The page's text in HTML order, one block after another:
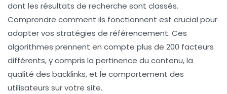
dont les résultats de recherche sont classés.
Comprendre comment ils fonctionnent est crucial pour
adapter vos stratégies de référencement. Ces
algorithmes prennent en compte plus de 200 facteurs
différents, y compris la pertinence du contenu, la
qualité des backlinks, et le comportement des
utilisateurs sur votre site.